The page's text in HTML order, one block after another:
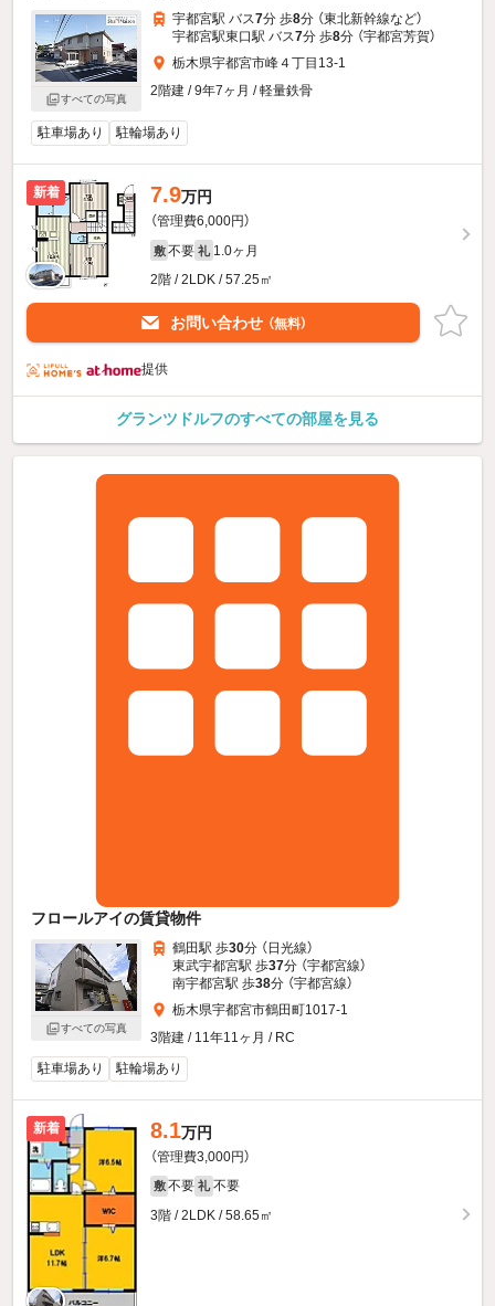
すべての写真
宇都宮駅 バス7分 歩8分 （東北新幹線など）
宇都宮駅東口駅 バス7分 歩8分 （宇都宮芳賀）
栃木県宇都宮市峰４丁目13-1
2階建 / 9年7ヶ月 / 軽量鉄骨
駐車場あり 駐輪場あり
新着 7.9万円
（管理費6,000円）
敷 不要 礼 1.0ヶ月
2階 / 2LDK / 57.25㎡
お問い合わせ （無料）
提供
グランツドルフのすべての部屋を見る
フロールアイの賃貸物件
すべての写真
鶴田駅 歩30分 （日光線）
東武宇都宮駅 歩37分 （宇都宮線）
南宇都宮駅 歩38分 （宇都宮線）
栃木県宇都宮市鶴田町1017-1
3階建 / 11年11ヶ月 / RC
駐車場あり
駐輪場あり
新着 8.1万円
（管理費3,000円）
敷 不要 礼 不要
3階 / 2LDK / 58.65㎡